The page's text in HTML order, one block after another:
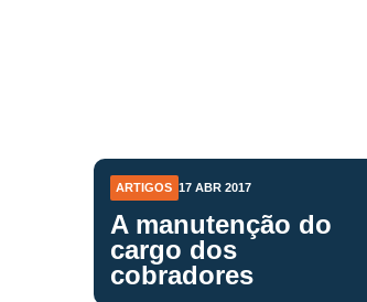
ARTIGOS 17 ABR 2017
A manutenção do
cargo dos
cobradores